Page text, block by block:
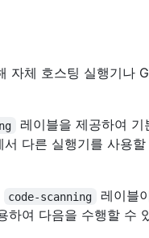
자체 호스팅 실행기나
레이블을 제공하여
다른 실행기를 사용
code-scanning
레이블
하여 다음을 수행할 수